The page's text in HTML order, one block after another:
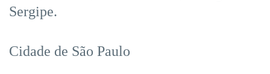
Sergipe.
Cidade de São Paulo